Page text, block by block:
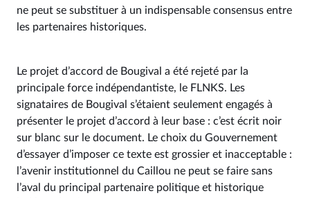
ne peut se substituer à un indispensable consensus entre
les partenaires historiques.
Le projet d’accord de Bougival a été rejeté par la
principale force indépendantiste, le FLNKS. Les
signataires de Bougival s’étaient seulement engagés à
présenter le projet d’accord à leur base : c’est écrit noir
sur blanc sur le document. Le choix du Gouvernement
d’essayer d’imposer ce texte est grossier et inacceptable :
l’avenir institutionnel du Caillou ne peut se faire sans
l’aval du principal partenaire politique et historique